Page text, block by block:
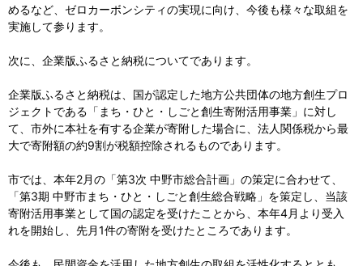
めるなど、ゼロカーボンシティの実現に向け、今後も様々な取組を
実施して参ります。
次に、企業版ふるさと納税についてであります。
企業版ふるさと納税は、国が認定した地方公共団体の地方創生プロ
ジェクトである「まち・ひと・しごと創生寄附活用事業」に対し
て、市外に本社を有する企業が寄附した場合に、法人関係税から最
大で寄附額の約9割が税額控除されるものであります。
市では、本年2月の「第3次 中野市総合計画」の策定に合わせて、
「第3期 中野市まち・ひと・しごと創生総合戦略」を策定し、当該
寄附活用事業として国の認定を受けたことから、本年4月より受入
れを開始し、先月1件の寄附を受けたところであります。